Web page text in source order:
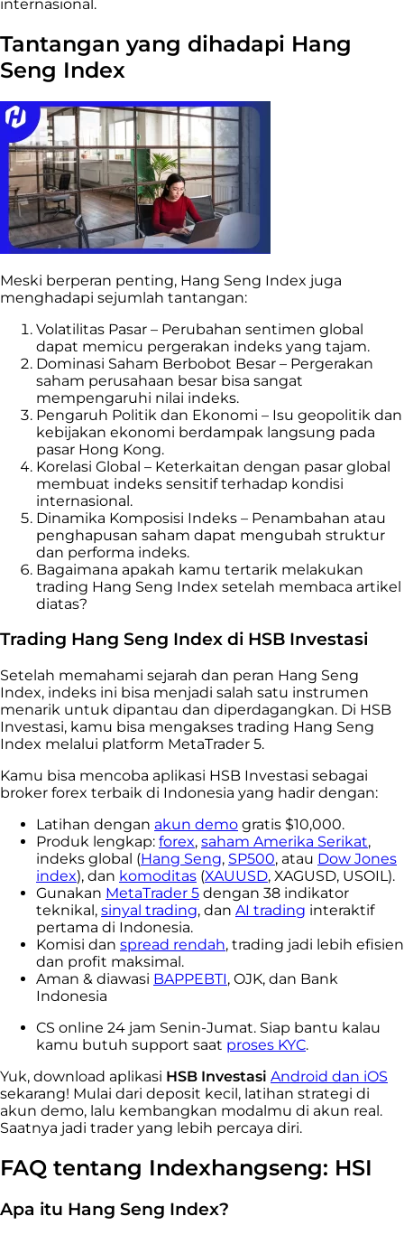
internasional.
Tantangan yang dihadapi Hang
Seng Index
Meski berperan penting, Hang Seng Index juga
menghadapi sejumlah tantangan:
Volatilitas Pasar – Perubahan sentimen global
dapat memicu pergerakan indeks yang tajam.
Dominasi Saham Berbobot Besar – Pergerakan
saham perusahaan besar bisa sangat
mempengaruhi nilai indeks.
Pengaruh Politik dan Ekonomi – Isu geopolitik dan
kebijakan ekonomi berdampak langsung pada
pasar Hong Kong.
Korelasi Global – Keterkaitan dengan pasar global
membuat indeks sensitif terhadap kondisi
internasional.
Dinamika Komposisi Indeks – Penambahan atau
penghapusan saham dapat mengubah struktur
dan performa indeks.
Bagaimana apakah kamu tertarik melakukan
trading Hang Seng Index setelah membaca artikel
diatas?
Trading Hang Seng Index di HSB Investasi
Setelah memahami sejarah dan peran Hang Seng
Index, indeks ini bisa menjadi salah satu instrumen
menarik untuk dipantau dan diperdagangkan. Di HSB
Investasi, kamu bisa mengakses trading Hang Seng
Index melalui platform MetaTrader 5.
Kamu bisa mencoba aplikasi HSB Investasi sebagai
broker forex terbaik di Indonesia yang hadir dengan:
Latihan dengan akun demo gratis $10,000.
Produk lengkap: forex, saham Amerika Serikat,
indeks global (Hang Seng, SP500, atau Dow Jones
index), dan komoditas (XAUUSD, XAGUSD, USOIL).
Gunakan MetaTrader 5 dengan 38 indikator
teknikal, sinyal trading, dan AI trading interaktif
pertama di Indonesia.
Komisi dan spread rendah, trading jadi lebih efisien
dan profit maksimal.
Aman & diawasi BAPPEBTI, OJK, dan Bank
Indonesia
CS online 24 jam Senin-Jumat. Siap bantu kalau
kamu butuh support saat proses KYC.
Yuk, download aplikasi HSB Investasi Android dan iOS
sekarang! Mulai dari deposit kecil, latihan strategi di
akun demo, lalu kembangkan modalmu di akun real.
Saatnya jadi trader yang lebih percaya diri.
FAQ tentang Indexhangseng: HSI
Apa itu Hang Seng Index?